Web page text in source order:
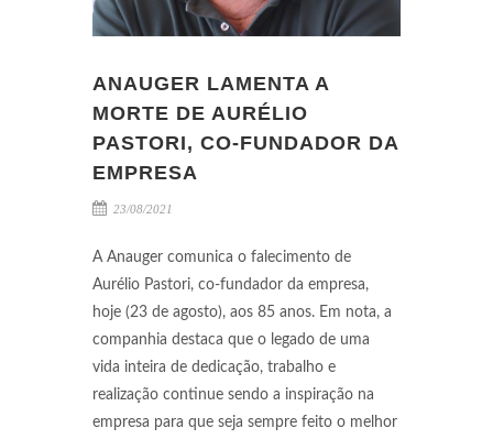
ANAUGER LAMENTA A
MORTE DE AURÉLIO
PASTORI, CO-FUNDADOR DA
EMPRESA
23/08/2021
A Anauger comunica o falecimento de
Aurélio Pastori, co-fundador da empresa,
hoje (23 de agosto), aos 85 anos. Em nota, a
companhia destaca que o legado de uma
vida inteira de dedicação, trabalho e
realização continue sendo a inspiração na
empresa para que seja sempre feito o melhor